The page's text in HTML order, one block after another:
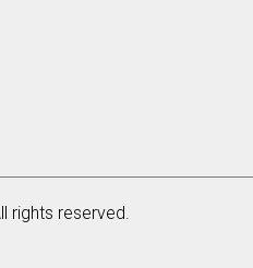
rights reserved.